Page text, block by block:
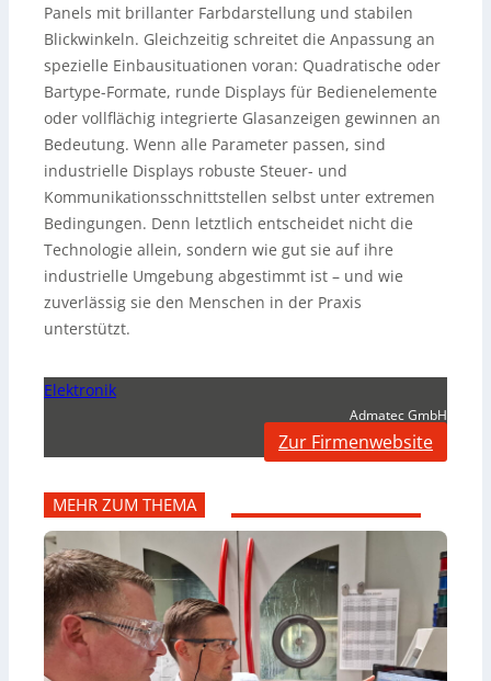
Panels mit brillanter Farbdarstellung und stabilen
Blickwinkeln. Gleichzeitig schreitet die Anpassung an
spezielle Einbausituationen voran: Quadratische oder
Bartype-Formate, runde Displays für Bedienelemente
oder vollflächig integrierte Glasanzeigen gewinnen an
Bedeutung. Wenn alle Parameter passen, sind
industrielle Displays robuste Steuer- und
Kommunikationsschnittstellen selbst unter extremen
Bedingungen. Denn letztlich entscheidet nicht die
Technologie allein, sondern wie gut sie auf ihre
industrielle Umgebung abgestimmt ist – und wie
zuverlässig sie den Menschen in der Praxis
unterstützt.
Elektronik
Admatec GmbH
Zur Firmenwebsite
MEHR ZUM THEMA